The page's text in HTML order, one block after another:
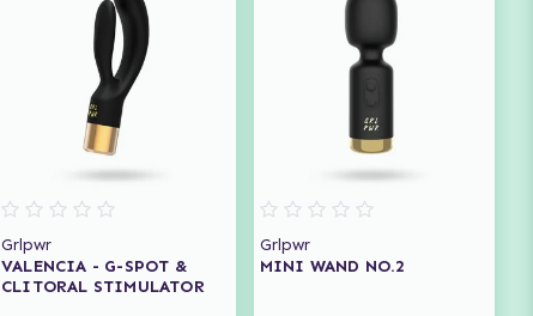
Grlpwr
VALENCIA - G-SPOT &
CLITORAL STIMULATOR
Grlpwr
MINI WAND NO.2